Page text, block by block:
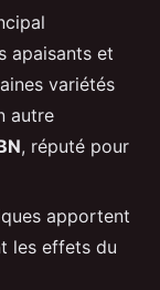
apaisants et
variétés
autre
, réputé pour
apportent
les effets du